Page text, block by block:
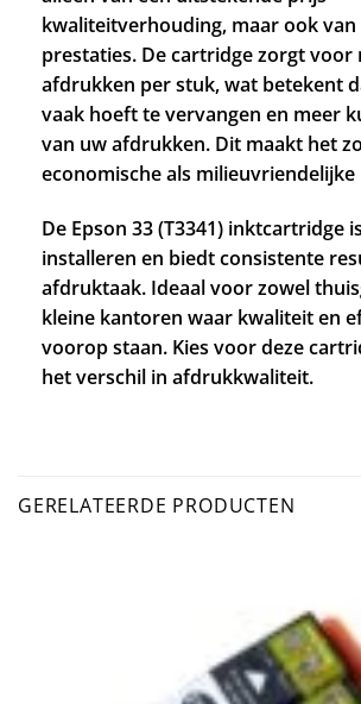
kwaliteitverhouding, maar ook
prestaties. De cartridge zorgt voor
afdrukken per stuk, wat betekent
vaak hoeft te vervangen en meer
van uw afdrukken. Dit maakt het
economische als milieuvriendelijke
De Epson 33 (T3341) inktcartridge
installeren en biedt consistente
afdruktaak. Ideaal voor zowel
kleine kantoren waar kwaliteit en
voorop staan. Kies voor deze
het verschil in afdrukkwaliteit.
GERELATEERDE PRODUCTEN